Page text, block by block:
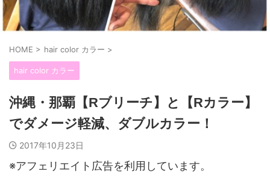
HOME > hair color カラー >
hair color カラー
沖縄・那覇【Rブリーチ】と【Rカラー】
でダメージ軽減、ダブルカラー！
2017年10月23日
※アフェリエイト広告を利用しています。